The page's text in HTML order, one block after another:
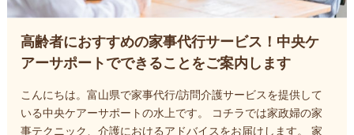
高齢者におすすめの家事代行サービス！中央ケ
アーサポートでできることをご案内します
こんにちは。富山県で家事代行/訪問介護サービスを提供して
いる中央ケアーサポートの水上です。 コチラでは家政婦の家
事テクニック、介護におけるアドバイスをお届けします。 家